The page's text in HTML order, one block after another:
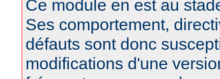
Ce module en est au
Ses comportement,
défauts sont donc
modifications d'une